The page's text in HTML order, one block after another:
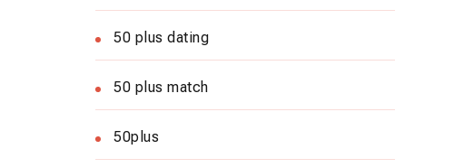
50 plus dating
50 plus match
50plus